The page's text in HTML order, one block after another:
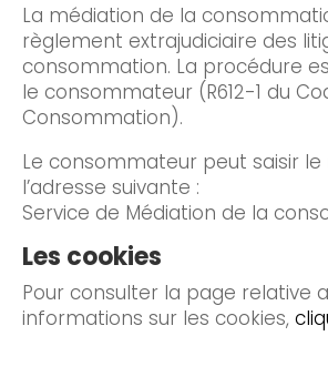
La médiation de la
règlement extrajudiciaire des
consommation. La procédure
le consommateur (R612-1 du
Consommation).
Le consommateur peut saisir
l’adresse suivante :
Service de Médiation de la
Les cookies
Pour consulter la page relative
informations sur les cookies,